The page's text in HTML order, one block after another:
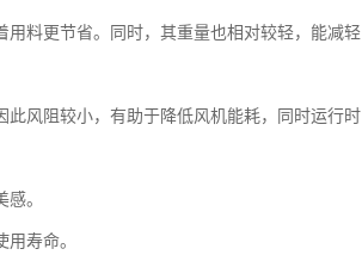
料更节省。同时，其重量也相对较轻，能减轻
风阻较小，有助于降低风机能耗，同时运行时
。
寿命。